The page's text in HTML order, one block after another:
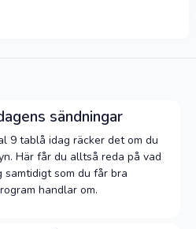
sändningar
9 tablå idag räcker det om du
Här får du alltså reda på vad
samtidigt som du får bra
handlar om.